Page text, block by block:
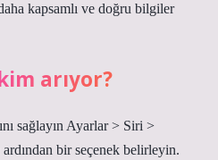
kapsamlı ve doğru bilgiler
arıyor?
sağlayın Ayarlar > Siri >
bir seçenek belirleyin.